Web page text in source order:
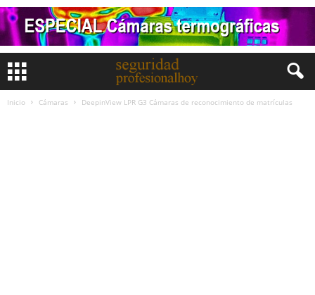
Inicio Cámaras DeepinView LPR G3 Cámaras de reconocimiento de matrículas